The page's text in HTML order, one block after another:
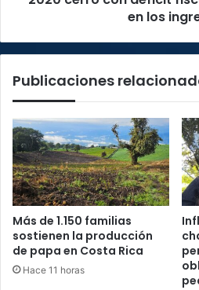
en los
Publicaciones
Más de 1.150 familias
sostienen la producción
de papa en Costa Rica
Hace 11 horas